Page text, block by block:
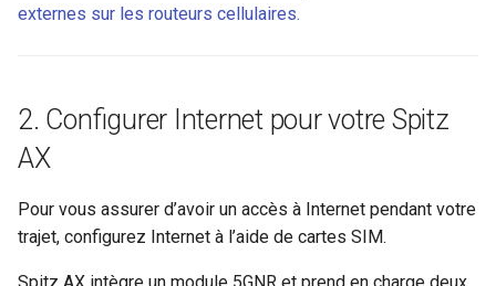
externes sur les routeurs cellulaires.
2. Configurer Internet pour votre Spitz
AX
Pour vous assurer d’avoir un accès à Internet pendant votre
trajet, configurez Internet à l’aide de cartes SIM.